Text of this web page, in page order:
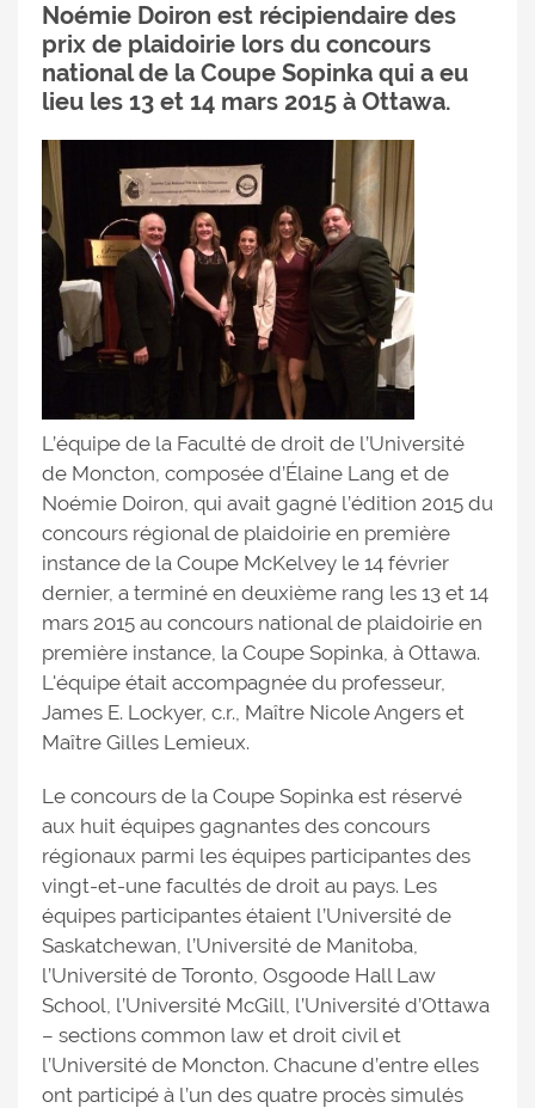
Noémie Doiron est récipiendaire des
prix de plaidoirie lors du concours
national de la Coupe Sopinka qui a eu
lieu les 13 et 14 mars 2015 à Ottawa.
L’équipe de la Faculté de droit de l’Université
de Moncton, composée d’Élaine Lang et de
Noémie Doiron, qui avait gagné l’édition 2015 du
concours régional de plaidoirie en première
instance de la Coupe McKelvey le 14 février
dernier, a terminé en deuxième rang les 13 et 14
mars 2015 au concours national de plaidoirie en
première instance, la Coupe Sopinka, à Ottawa.
L'équipe était accompagnée du professeur,
James E. Lockyer, c.r., Maître Nicole Angers et
Maître Gilles Lemieux.
Le concours de la Coupe Sopinka est réservé
aux huit équipes gagnantes des concours
régionaux parmi les équipes participantes des
vingt-et-une facultés de droit au pays. Les
équipes participantes étaient l’Université de
Saskatchewan, l’Université de Manitoba,
l’Université de Toronto, Osgoode Hall Law
School, l’Université McGill, l’Université d’Ottawa
– sections common law et droit civil et
l’Université de Moncton. Chacune d’entre elles
ont participé à l’un des quatre procès simulés